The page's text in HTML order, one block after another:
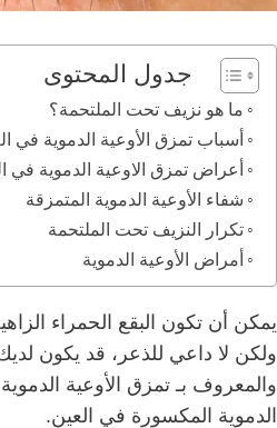
جدول المحتوى
ما هو نزيف تحت الملتحمة؟
أسباب تمزق الأوعية الدموية في
أعراض تمزق الاوعية الدموية في
شفاء الأوعية الدموية المتمزقة
تكرار النزيف تحت الملتحمة
أمراض الأوعية الدموية
يمكن أن تكون البقع الحمراء
ولكن لا داعي للذعر، قد يكون
والمعروف بـ تمزق الأوعية
الدموية المكسورة في العين.